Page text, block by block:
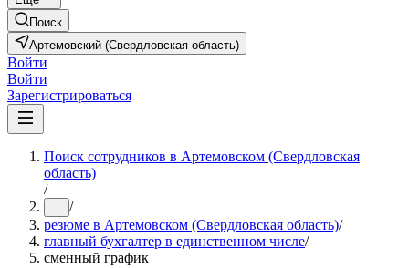
Поиск
Артемовский (Свердловская область)
Войти
Войти
Зарегистрироваться
Поиск сотрудников в Артемовском (Свердловская
область)
/
... /
резюме в Артемовском (Свердловская область)/
главный бухгалтер в единственном числе/
сменный график